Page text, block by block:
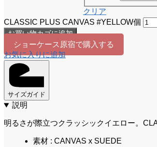
クリア
CLASSIC PLUS CANVAS #YELLOW個
お買い物カゴに追加
ショーケース原宿で購入する
お気に入りに追加
サイズガイド
説明
明るさが際立つクラッシックイエロー。
素材 : CANVAS x SUEDE